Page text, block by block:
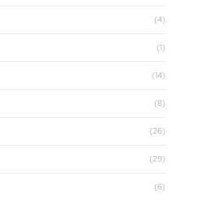
(4)
(1)
(14)
(8)
(26)
(29)
(6)